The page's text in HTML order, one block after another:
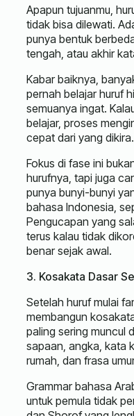
Apapun tujuanmu,
tidak bisa dilewati.
punya bentuk
tengah, atau akhir
Kabar baiknya,
pernah belajar huruf
semuanya ingat.
belajar, proses
cepat dari yang dikira.
Fokus di fase ini
hurufnya, tapi juga
punya bunyi-bunyi
bahasa Indonesia,
Pengucapan yang
terus kalau tidak
benar sejak awal.
3. Kosakata Dasar
Setelah huruf mulai
membangun
paling sering muncul
sapaan, angka, kata
rumah, dan frasa
Grammar bahasa
untuk pemula tidak